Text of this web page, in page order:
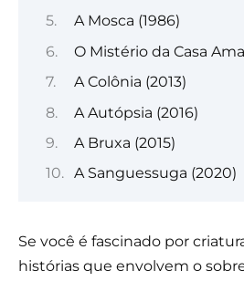
A Mosca (1986)
O Mistério da Casa
A Colônia (2013)
A Autópsia (2016)
A Bruxa (2015)
A Sanguessuga (2020)
Se você é fascinado por
histórias que envolvem o